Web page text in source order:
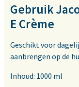
Gebruik
E Crème
Geschikt voor
aanbrengen op de
Inhoud: 1000 ml